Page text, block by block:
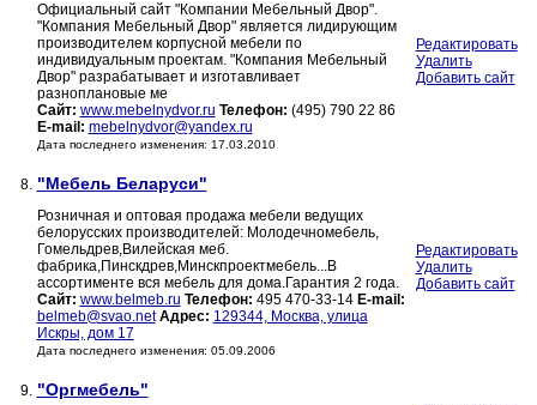
Официальный сайт "Компании Мебельный Двор".
"Компания Мебельный Двор" является лидирующим
производителем корпусной мебели по
индивидуальным проектам. "Компания Мебельный
Двор" разрабатывает и изготавливает
разноплановые ме
Сайт: www.mebelnydvor.ru Телефон: (495) 790 22 86
E-mail: mebelnydvor@yandex.ru
Дата последнего изменения: 17.03.2010
Редактировать
Удалить
Добавить сайт
8. "Мебель Беларуси"
Розничная и оптовая продажа мебели ведущих
белорусских производителей: Молодечномебель,
Гомельдрев,Вилейская меб.
фабрика,Пинскдрев,Минскпроектмебель...В
ассортименте вся мебель для дома.Гарантия 2 года.
Сайт: www.belmeb.ru Телефон: 495 470-33-14 E-mail:
belmeb@svao.net Адрес: 129344, Москва, улица
Искры, дом 17
Дата последнего изменения: 05.09.2006
Редактировать
Удалить
Добавить сайт
9. "Оргмебель"